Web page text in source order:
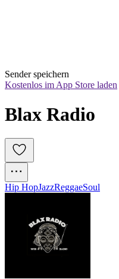
Sender speichern
Kostenlos im App Store laden
Blax Radio
Hip HopJazzReggaeSoul